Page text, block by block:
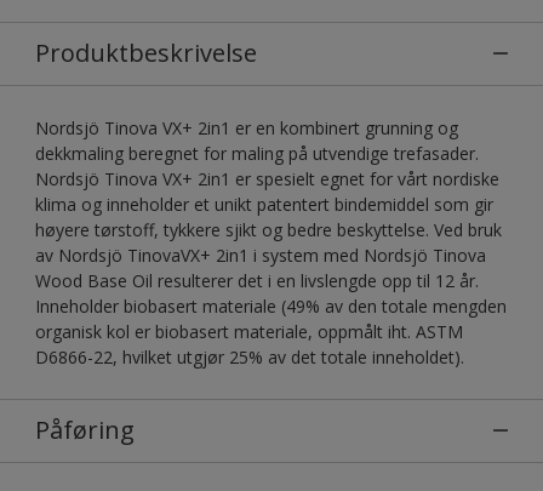
Produktbeskrivelse
Nordsjö Tinova VX+ 2in1 er en kombinert grunning og
dekkmaling beregnet for maling på utvendige trefasader.
Nordsjö Tinova VX+ 2in1 er spesielt egnet for vårt nordiske
klima og inneholder et unikt patentert bindemiddel som gir
høyere tørstoff, tykkere sjikt og bedre beskyttelse. Ved bruk
av Nordsjö TinovaVX+ 2in1 i system med Nordsjö Tinova
Wood Base Oil resulterer det i en livslengde opp til 12 år.
Inneholder biobasert materiale (49% av den totale mengden
organisk kol er biobasert materiale, oppmålt iht. ASTM
D6866-22, hvilket utgjør 25% av det totale inneholdet).
Påføring